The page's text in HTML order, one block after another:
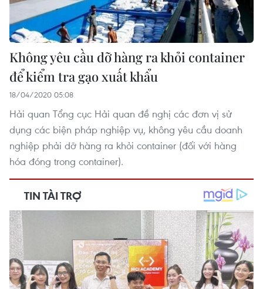
Không yêu cầu dỡ hàng ra khỏi container
để kiểm tra gạo xuất khẩu
18/04/2020 05:08
Hải quan Tổng cục Hải quan đề nghị các đơn vị sử
dụng các biện pháp nghiệp vụ, không yêu cầu doanh
nghiệp phải dỡ hàng ra khỏi container (đối với hàng
hóa đóng trong container).